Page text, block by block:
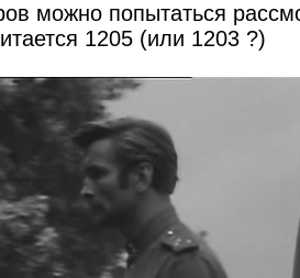
можно попытаться
1205 (или 1203 ?)